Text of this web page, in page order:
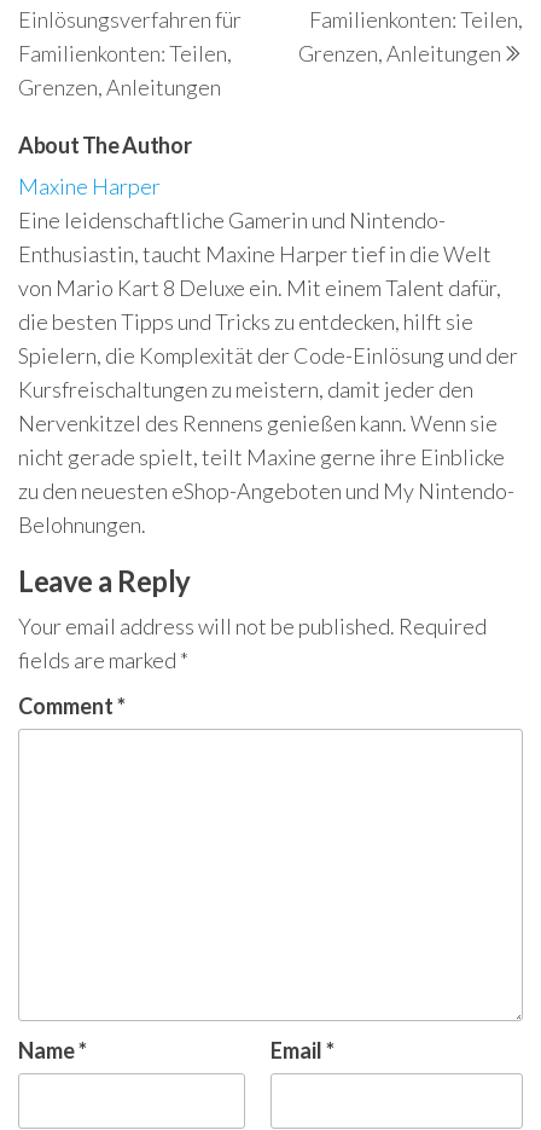
Einlösungsverfahren für
Familienkonten: Teilen,
Grenzen, Anleitungen
Familienkonten: Teilen,
Grenzen, Anleitungen
About The Author
Maxine Harper
Eine leidenschaftliche Gamerin und Nintendo-
Enthusiastin, taucht Maxine Harper tief in die Welt
von Mario Kart 8 Deluxe ein. Mit einem Talent dafür,
die besten Tipps und Tricks zu entdecken, hilft sie
Spielern, die Komplexität der Code-Einlösung und der
Kursfreischaltungen zu meistern, damit jeder den
Nervenkitzel des Rennens genießen kann. Wenn sie
nicht gerade spielt, teilt Maxine gerne ihre Einblicke
zu den neuesten eShop-Angeboten und My Nintendo-
Belohnungen.
Leave a Reply
Your email address will not be published. Required
fields are marked *
Comment*
Name* Email*